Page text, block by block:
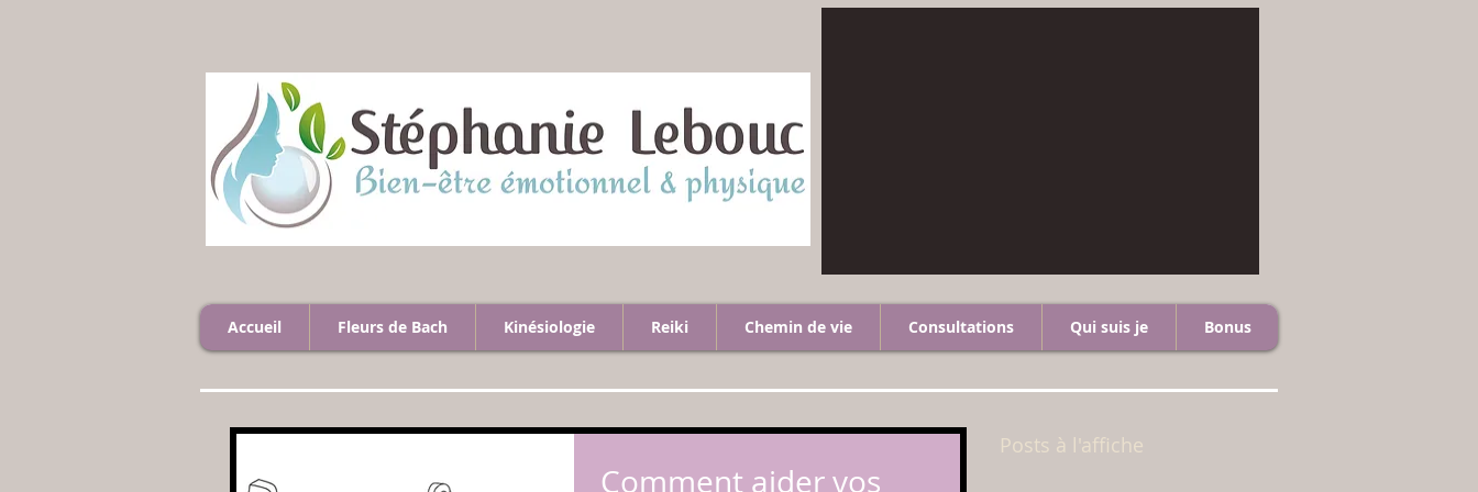
Accueil Fleurs de Bach Kinésiologie Reiki Chemin de vie Consultations Qui suis je Bonus
Comment aider vos
Posts à l'affiche